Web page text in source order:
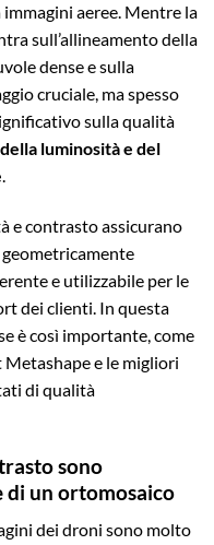
aeree. Mentre la
sull’allineamento della
dense e sulla
cruciale, ma spesso
sulla qualità
luminosità e del
.
e contrasto assicurano
e utilizzabile per le
dei clienti. In questa
è così importante, come
e le migliori
di qualità
sono
di un ortomosaico
dei droni sono molto